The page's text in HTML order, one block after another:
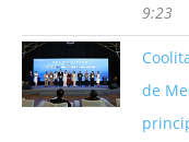
9:23
de